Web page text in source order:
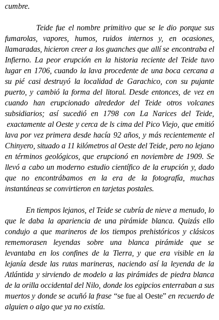
cumbre.
Teide fue el nombre primitivo que se le dio porque sus
fumarolas, vapores, humos, ruidos internos y, en ocasiones,
llamaradas, hicieron creer a los guanches que allí se encontraba el
Infierno. La peor erupción en la historia reciente del Teide tuvo
lugar en 1706, cuando la lava procedente de una boca cercana a
su pié casi destruyó la localidad de Garachico, con su pujante
puerto, y cambió la forma del litoral. Desde entonces, de vez en
cuando han erupcionado alrededor del Teide otros volcanes
subsidiarios; así sucedió en 1798 con La Narices del Teide,
exactamente al Oeste y cerca de ls cima del Pico Viejo, que emitió
lava por vez primera desde hacía 92 años, y más recientemente el
Chinyero, situado a 11 kilómetros al Oeste del Teide, pero no lejano
en términos geológicos, que erupcionó en noviembre de 1909. Se
llevó a cabo un moderno estudio científico de la erupción y, dado
que no encontrábamos en la era de la fotografía, muchas
instantáneas se convirtieron en tarjetas postales.
En tiempos lejanos, el Teide se cubría de nieve a menudo, lo
que le daba la apariencia de una pirámide blanca. Quizás ello
condujo a que marineros de los tiempos prehistóricos y clásicos
rememorasen leyendas sobre una blanca pirámide que se
levantaba en los confines de la Tierra, y que era visible en la
lejanía desde las rutas marineras, naciendo así la leyenda de la
Atlántida y sirviendo de modelo a las pirámides de piedra blanca
de la orilla occidental del Nilo, donde los egipcios enterraban a sus
muertos y donde se acuñó la frase “se fue al Oeste”en recuerdo de
alguien o algo que ya no existía.